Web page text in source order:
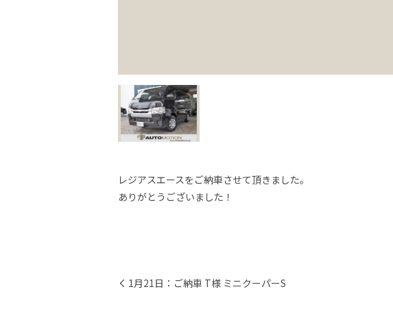
レジアスエースをご納車させて頂きました。
ありがとうございました！
1月21日：ご納車 T様 ミニクーパーS